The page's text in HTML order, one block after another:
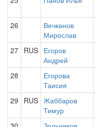
26
Вечканов
Мирослав
27 RUS Егоров
Андрей
28
Егорова
Таисия
29 RUS Жаббаров
Тимур